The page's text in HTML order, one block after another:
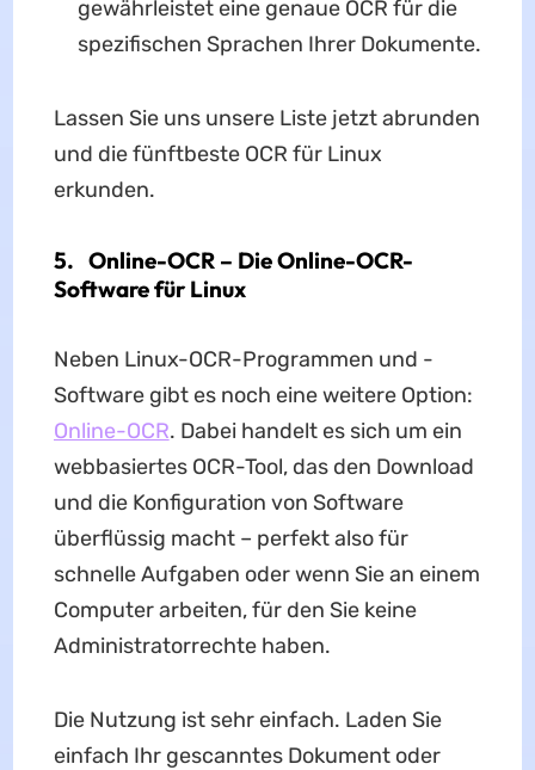
gewährleistet eine genaue OCR für die
spezifischen Sprachen Ihrer Dokumente.
Lassen Sie uns unsere Liste jetzt abrunden
und die fünftbeste OCR für Linux
erkunden.
5. Online-OCR – Die Online-OCR-
Software für Linux
Neben Linux-OCR-Programmen und -
Software gibt es noch eine weitere Option:
Online-OCR. Dabei handelt es sich um ein
webbasiertes OCR-Tool, das den Download
und die Konfiguration von Software
überflüssig macht – perfekt also für
schnelle Aufgaben oder wenn Sie an einem
Computer arbeiten, für den Sie keine
Administratorrechte haben.
Die Nutzung ist sehr einfach. Laden Sie
einfach Ihr gescanntes Dokument oder